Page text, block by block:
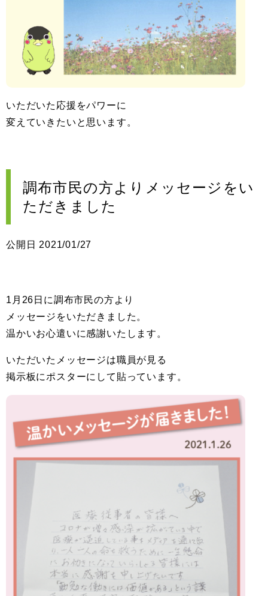
いただいた応援をパワーに
変えていきたいと思います。
調布市民の方よりメッセージをい
ただきました
公開日 2021/01/27
1月26日に調布市民の方より
メッセージをいただきました。
温かいお心遣いに感謝いたします。
いただいたメッセージは職員が見る
掲示板にポスターにして貼っています。